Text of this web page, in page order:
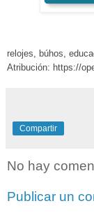
relojes, búhos,
Atribución: https://
Compartir
No hay
Publicar un